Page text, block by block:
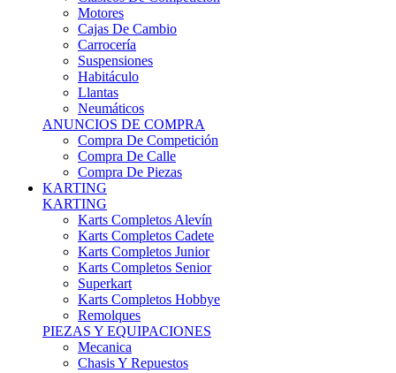
Motores
Cajas De Cambio
Carrocería
Suspensiones
Habitáculo
Llantas
Neumáticos
ANUNCIOS DE COMPRA
Compra De Competición
Compra De Calle
Compra De Piezas
KARTING
KARTING
Karts Completos Alevín
Karts Completos Cadete
Karts Completos Junior
Karts Completos Senior
Superkart
Karts Completos Hobbye
Remolques
PIEZAS Y EQUIPACIONES
Mecanica
Chasis Y Repuestos